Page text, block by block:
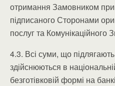
отримання Замовником
підписаного Сторонами
послуг та Комунікаційного
4.3. Всі суми, що
здійснюються в
безготівковій формі на